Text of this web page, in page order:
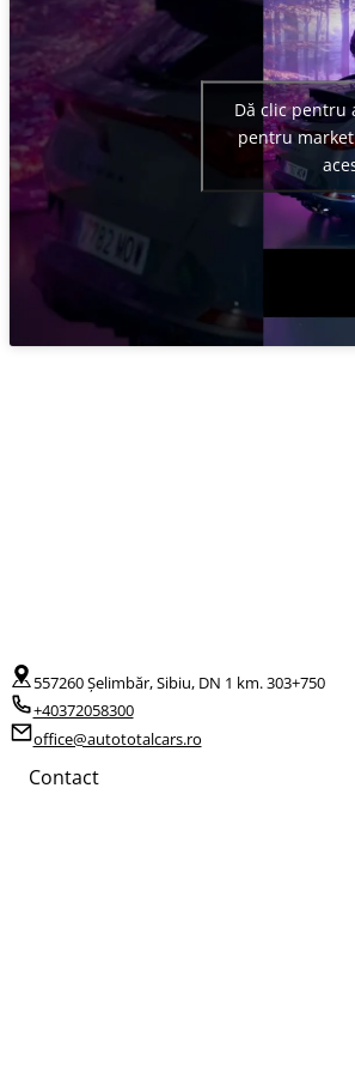
Dă clic pentru
pentru
557260 Șelimbăr, Sibiu, DN 1 km. 303+750
+40372058300
office@autototalcars.ro
Contact